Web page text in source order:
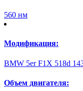
560 нм
Модификация:
BMW 5er F1X 518d
Объем двигателя: